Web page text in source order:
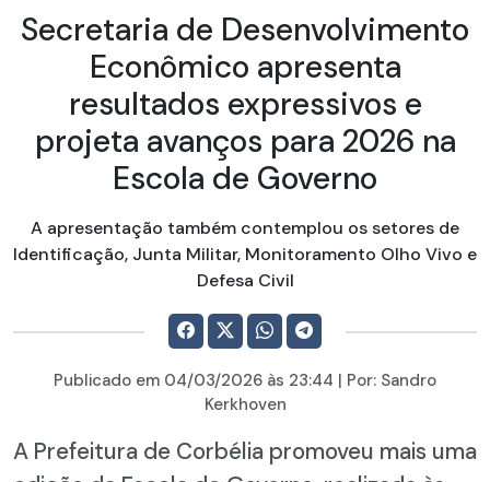
Secretaria de Desenvolvimento
Econômico apresenta
resultados expressivos e
projeta avanços para 2026 na
Escola de Governo
A apresentação também contemplou os setores de
Identificação, Junta Militar, Monitoramento Olho Vivo e
Defesa Civil
Publicado em 04/03/2026 às 23:44 | Por: Sandro
Kerkhoven
A Prefeitura de Corbélia promoveu mais uma